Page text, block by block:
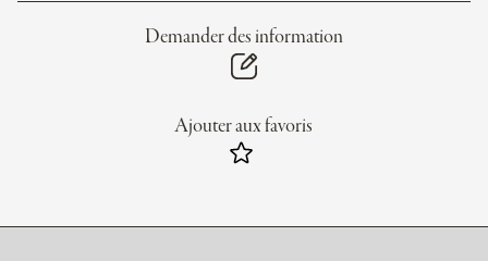
Demander des information
Ajouter aux favoris